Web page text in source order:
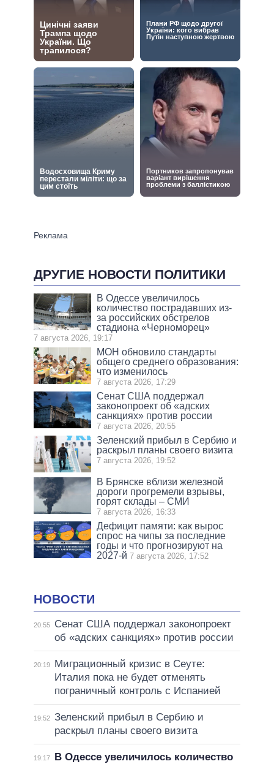
ДРУГИЕ НОВОСТИ ПОЛИТИКИ
В Одессе увеличилось
количество пострадавших из-
за российских обстрелов
стадиона «Черноморец»
7 августа 2026, 19:17
МОН обновило стандарты
общего среднего образования:
что изменилось
7 августа 2026, 17:29
Сенат США поддержал
законопроект об «адских
санкциях» против россии
7 августа 2026, 20:55
Зеленский прибыл в Сербию и
раскрыл планы своего визита
7 августа 2026, 19:52
В Брянске вблизи железной
дороги прогремели взрывы,
горят склады – СМИ
7 августа 2026, 16:33
Дефицит памяти: как вырос
спрос на чипы за последние
годы и что прогнозируют на
2027-й 7 августа 2026, 17:52
НОВОСТИ
20:55
Сенат США поддержал законопроект
об «адских санкциях» против россии
20:19
Миграционный кризис в Сеуте:
Италия пока не будет отменять
пограничный контроль с Испанией
19:52 Зеленский прибыл в Сербию и
раскрыл планы своего визита
19:17
В Одессе увеличилось количество